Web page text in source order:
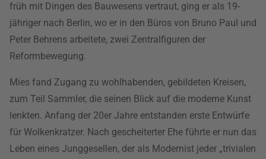
früh mit Dingen des Bauwesens vertraut, ging er als 19-
jähriger nach Berlin, wo er in den Büros von Bruno Paul und
Peter Behrens arbeitete, zwei Zentralfiguren der
Reformbewegung.
Mies fand Zugang zu wohlhabenden, gebildeten Kreisen,
zum Teil Sammler, die seinen Blick auf die moderne Kunst
lenkten. Anfang der 20er Jahre entstanden erste Entwürfe
für Wolkenkratzer. Nach gescheiterter Ehe führte er nun das
Leben eines Junggesellen, der als Modernist jeder „trivialen